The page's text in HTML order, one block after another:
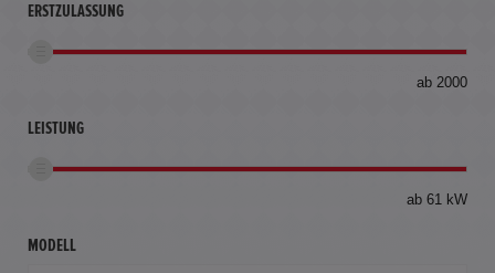
ERSTZULASSUNG
ab 2000
LEISTUNG
ab 61 kW
MODELL